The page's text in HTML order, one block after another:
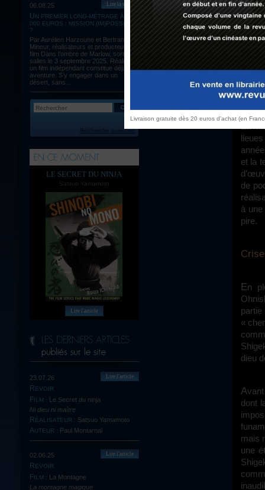
06.08.25
UN PREMIER LONG-MÉTRAGE À 60
000 EUROS : MISSION (IM)POSSIBLE
?
Par Aurélien Harzoune et Bertrand
Mineur, réalisateurs et producteurs du
film Dans l’ombre de Marlow, sortie en
salles le 3 septembre 2025. Réaliser
un film indépendant constitue déjà une
aventure. S’y engager dans un
désert, sans...
Lire la suite
Recherche avancée
LE SECRET DU NINJA
Satsuo Yamamoto
Lire l'article
23.07.26
REVOIR
FILM : Le Secret du ninja
Ni dieu ni maître
RÉALISATEUR : Satsuo Yamamoto
AUTEUR : Paul Montarnal
Lire l'article
02.06.25
REVOIR
FILM : La Montagne
La montagne magique
Lire l'article
cru
La mise en scène du réalisateur semble s'être assagie, d'une sobriété à mille
et la
de
à
pire.
En pleine Seconde Guerre Mondiale, le soldat Kyuzo Kurokawa (Shina
«
dieu
dont
mais
une
Livraison gratuite dès 20 euros d'achat (en